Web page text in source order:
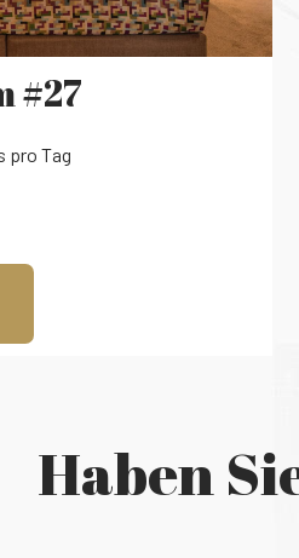
#27
pro Tag
Haben